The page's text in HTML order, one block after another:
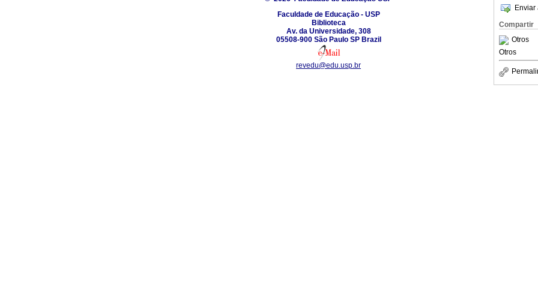
Enviar
Compartir
Otros
Otros
Faculdade de Educação - USP
Biblioteca
Av. da Universidade, 308
05508-900 São Paulo SP Brazil
revedu@edu.usp.br